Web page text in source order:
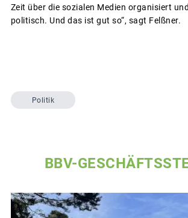
Zeit über die sozialen Medien organisiert
politisch. Und das ist gut so“, sagt Felßner.
Politik
BBV-